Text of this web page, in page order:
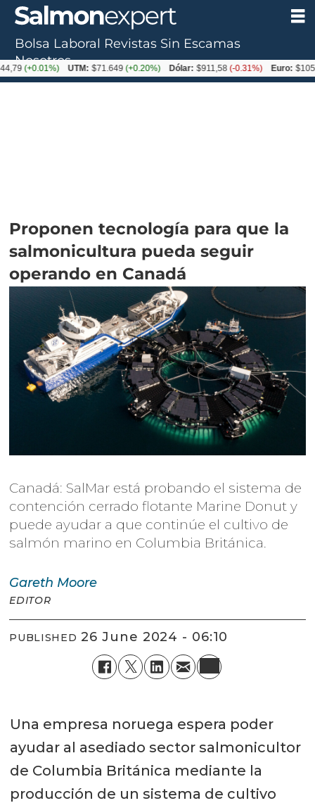
Proponen tecnología para que la
salmonicultura pueda seguir
operando en Canadá
Canadá: SalMar está probando el sistema de
contención cerrado flotante Marine Donut y
puede ayudar a que continúe el cultivo de
salmón marino en Columbia Británica.
Gareth Moore
EDITOR
PUBLISHED 26 June 2024 - 06:10
Una empresa noruega espera poder
ayudar al asediado sector salmonicultor
de Columbia Británica mediante la
producción de un sistema de cultivo
Bolsa Laboral Revistas Sin Escamas
Nosotros
UTM: $71.649(+0.20%) Dólar: $911,58(-0.31%) Euro: $1054,01(-